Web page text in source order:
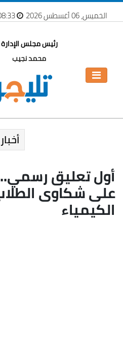
الخميس، 06 أغسطس 2026 08:33 ص
رئيس مجلس الإدارة
محمد نجيب
أخبار
أول تعليق رسمي..
على شكاوى
الكيمياء